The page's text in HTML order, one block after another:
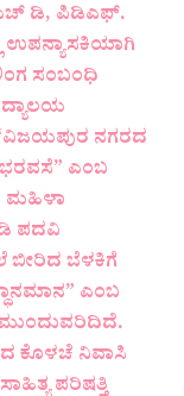
ಡಿ, ಪಿಡಿಎಫ್.
ಸಂಬಂಧಿ
ನಗರದ
ಎಂಬ
ಮಹಿಳಾ
ಪದವಿ
ಬೆಳಕಿಗೆ
ಎಂಬ
ಕೊಳಚೆ ನಿವಾಸಿ
ಪರಿಷತ್ತಿ